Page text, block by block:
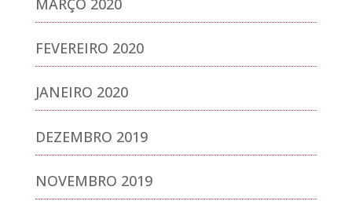
FEVEREIRO 2020
JANEIRO 2020
DEZEMBRO 2019
NOVEMBRO 2019